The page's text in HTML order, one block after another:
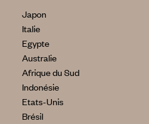
Japon
Italie
Egypte
Australie
Afrique du Sud
Indonésie
Etats-Unis
Brésil